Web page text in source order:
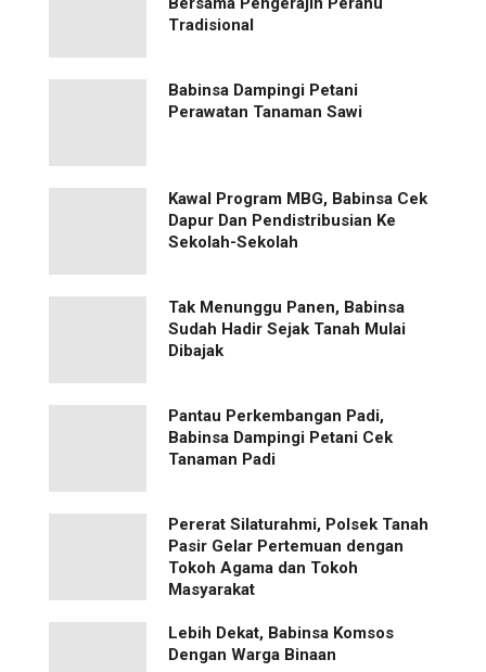
Tradisional
Babinsa Dampingi Petani
Perawatan Tanaman Sawi
Kawal Program MBG, Babinsa Cek
Dapur Dan Pendistribusian Ke
Sekolah-Sekolah
Tak Menunggu Panen, Babinsa
Sudah Hadir Sejak Tanah Mulai
Dibajak
Pantau Perkembangan Padi,
Babinsa Dampingi Petani Cek
Tanaman Padi
Pererat Silaturahmi, Polsek Tanah
Pasir Gelar Pertemuan dengan
Tokoh Agama dan Tokoh
Masyarakat
Lebih Dekat, Babinsa Komsos
Dengan Warga Binaan